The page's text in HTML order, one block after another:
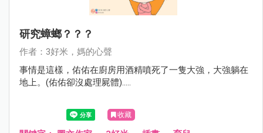
研究蟑螂？？？
作者：3好米，媽的心聲
事情是這樣，佑佑在廚房用酒精噴死了一隻大強，大強躺在
地上。(佑佑卻沒處理屍體).....
收藏